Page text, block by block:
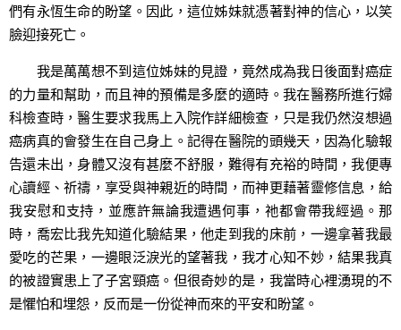
們有永恆生命的盼望。因此，這位姊妹就憑著對神的信心，以笑
臉迎接死亡。
我是萬萬想不到這位姊妹的見證，竟然成為我日後面對癌症
的力量和幫助，而且神的預備是多麼的適時。我在醫務所進行婦
科檢查時，醫生要求我馬上入院作詳細檢查，只是我仍然沒想過
癌病真的會發生在自己身上。記得在醫院的頭幾天，因為化驗報
告還未出，身體又沒有甚麼不舒服，難得有充裕的時間，我便專
心讀經、祈禱，享受與神親近的時間，而神更藉著靈修信息，給
我安慰和支持，並應許無論我遭遇何事，祂都會帶我經過。那
時，喬宏比我先知道化驗結果，他走到我的床前，一邊拿著我最
愛吃的芒果，一邊眼泛淚光的望著我，我才心知不妙，結果我真
的被證實患上了子宮頸癌。但很奇妙的是，我當時心裡湧現的不
是懼怕和埋怨，反而是一份從神而來的平安和盼望。